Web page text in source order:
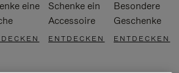
eine
Schenke ein
Accessoire
ENTDECKEN
Besondere
Geschenke
ENTDECKEN